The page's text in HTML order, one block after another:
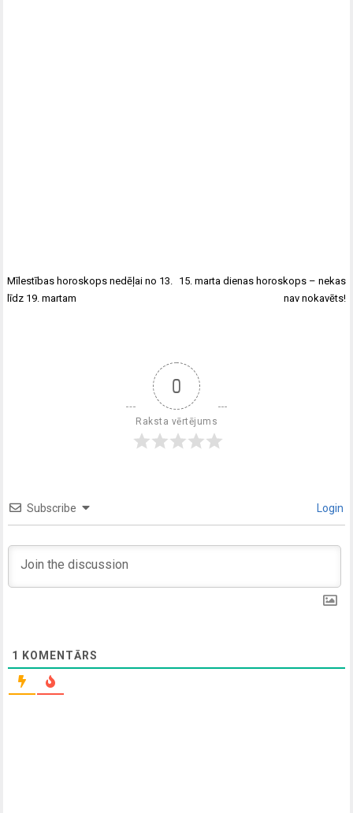
Mīlestības horoskops nedēļai no 13.
līdz 19. martam
15. marta dienas horoskops – nekas
nav nokavēts!
0
Raksta vērtējums
Subscribe Login
1 KOMENTĀRS